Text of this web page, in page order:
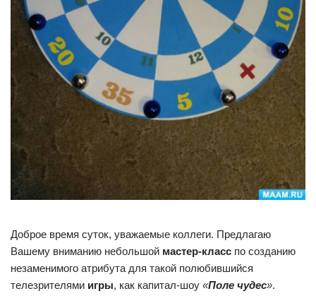
Доброе время суток, уважаемые коллеги. Предлагаю
Вашему вниманию небольшой мастер-класс по созданию
незаменимого атрибута для такой полюбившийся
телезрителями игры, как капитал-шоу «Поле чудес».